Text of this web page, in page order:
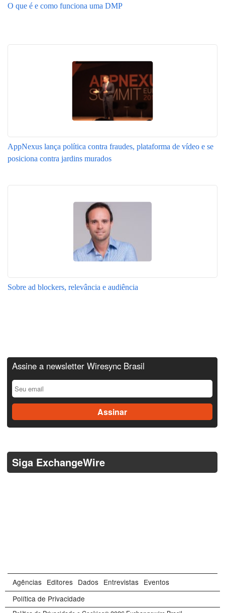
O que é e como funciona uma DMP
AppNexus lança política contra fraudes, plataforma de vídeo e se
posiciona contra jardins murados
Sobre ad blockers, relevância e audiência
Assine a newsletter Wiresync Brasil
Siga ExchangeWire
Agências Editores Dados Entrevistas Eventos
Política de Privacidade